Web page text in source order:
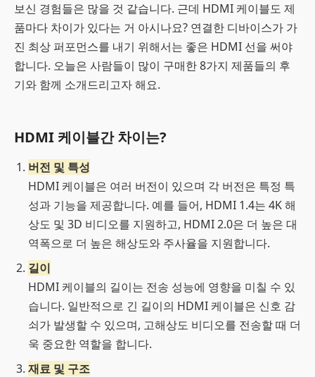
보신 경험들은 많을 것 같습니다. 근데 HDMI 케이블도 제
품마다 차이가 있다는 거 아시나요? 연결한 디바이스가 가
진 최상 퍼포먼스를 내기 위해서는 좋은 HDMI 선을 써야
합니다. 오늘은 사람들이 많이 구매한 8가지 제품들의 후
기와 함께 소개드리고자 해요.
HDMI 케이블간 차이는?
버전 및 특성
HDMI 케이블은 여러 버전이 있으며 각 버전은 특정 특
성과 기능을 제공합니다. 예를 들어, HDMI 1.4는 4K 해
상도 및 3D 비디오를 지원하고, HDMI 2.0은 더 높은 대
역폭으로 더 높은 해상도와 주사율을 지원합니다.
길이
HDMI 케이블의 길이는 전송 성능에 영향을 미칠 수 있
습니다. 일반적으로 긴 길이의 HDMI 케이블은 신호 감
쇠가 발생할 수 있으며, 고해상도 비디오를 전송할 때 더
욱 중요한 역할을 합니다.
재료 및 구조